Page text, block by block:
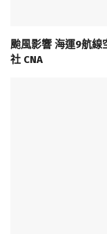
颱風影響 海運9航線
社 CNA